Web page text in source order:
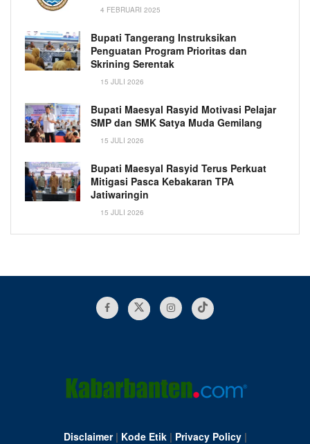
4 FEBRUARI 2025
Bupati Tangerang Instruksikan
Penguatan Program Prioritas dan
Skrining Serentak
15 JULI 2026
Bupati Maesyal Rasyid Motivasi Pelajar
SMP dan SMK Satya Muda Gemilang
15 JULI 2026
Bupati Maesyal Rasyid Terus Perkuat
Mitigasi Pasca Kebakaran TPA
Jatiwaringin
15 JULI 2026
Disclaimer| Kode Etik| Privacy Policy|